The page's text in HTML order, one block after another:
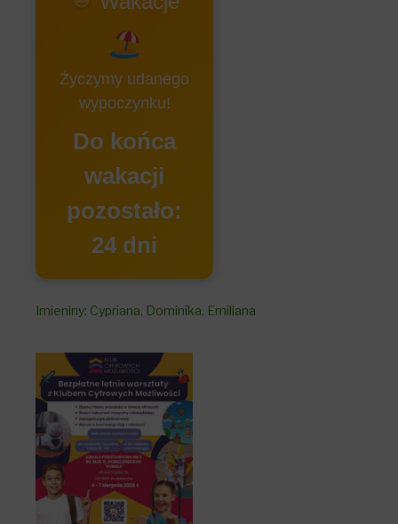
Życzymy udanego
wypoczynku!
Do końca
wakacji
pozostało:
24 dni
Imieniny: Cypriana, Dominika, Emiliana